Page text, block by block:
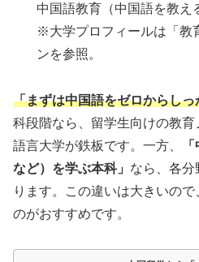
中国語教育（中国語を教え
※大学プロフィールは「教
ンを参照。
「まずは中国語をゼロからしっ
科段階なら、留学生向けの教
語言大学が鉄板です。一方、
など）を学ぶ本科」 なら、各分
ります。この違いは大きいの
のがおすすめです。